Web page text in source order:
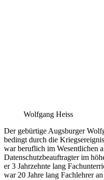
Wolfgang Heiss
Der gebürtige Augsburger
bedingt durch die
war beruflich im Wesentlichen
Datenschutzbeauftragter im
er 3 Jahrzehnte lang
war 20 Jahre lang Fachlehrer